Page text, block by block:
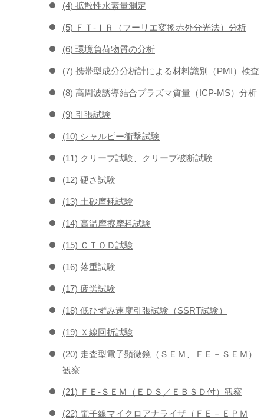
(4) 拡散性水素量測定
(5) ＦＴ-ＩＲ（フーリエ変換赤外分光法）分析
(6) 環境負荷物質の分析
(7) 携帯型成分分析計による材料識別（PMI）検査
(8) 高周波誘導結合プラズマ質量（ICP-MS）分析
(9) 引張試験
(10) シャルピー衝撃試験
(11) クリープ試験、クリープ破断試験
(12) 硬さ試験
(13) 土砂摩耗試験
(14) 高温摩擦摩耗試験
(15) ＣＴＯＤ試験
(16) 落重試験
(17) 疲労試験
(18) 低ひずみ速度引張試験（SSRT試験）
(19) Ｘ線回折試験
(20) 走査型電子顕微鏡（ＳＥＭ、ＦＥ－ＳＥＭ）
観察
(21) ＦＥ-ＳＥＭ（ＥＤＳ／ＥＢＳＤ付）観察
(22) 電子線マイクロアナライザ（ＦＥ－ＥＰＭ